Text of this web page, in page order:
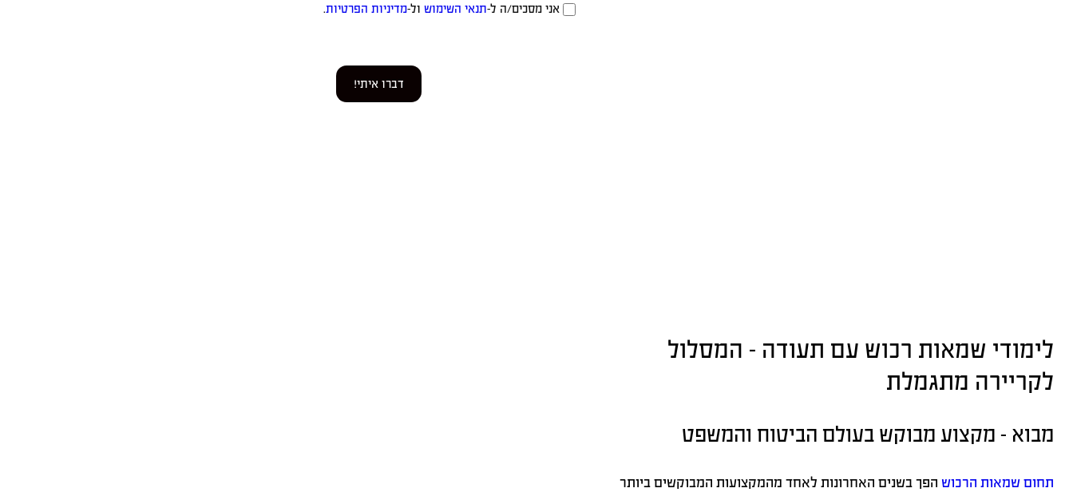
לימודי שמאות רכוש עם תעודה – המסלול
לקריירה מתגמלת
מבוא – מקצוע מבוקש בעולם הביטוח והמשפט
תחום שמאות הרכוש הפך בשנים האחרונות לאחד מהמקצועות המבוקשים ביותר
אני מסכים/ה ל-תנאי השימוש ול-מדיניות הפרטיות.
דברו איתי!